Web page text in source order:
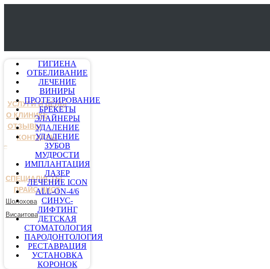
УСЛУГИ И ЦЕНЫ
О КЛИНИКЕ
ОТЗЫВЫ
КОНТАКТЫ
СПЕЦИАЛИСТЫ
ПРАЙС-ЛИСТ
Шолохова
Висаитова
ГИГИЕНА
ОТБЕЛИВАНИЕ
ЛЕЧЕНИЕ
ВИНИРЫ
ПРОТЕЗИРОВАНИЕ
БРЕКЕТЫ
ЭЛАЙНЕРЫ
УДАЛЕНИЕ
УДАЛЕНИЕ
ЗУБОВ
МУДРОСТИ
ИМПЛАНТАЦИЯ
ЛАЗЕР
ЛЕЧЕНИЕ ICON
ALL-ON-4/6
СИНУС-
ЛИФТИНГ
ДЕТСКАЯ
СТОМАТОЛОГИЯ
ПАРОДОНТОЛОГИЯ
РЕСТАВРАЦИЯ
УСТАНОВКА
КОРОНОК